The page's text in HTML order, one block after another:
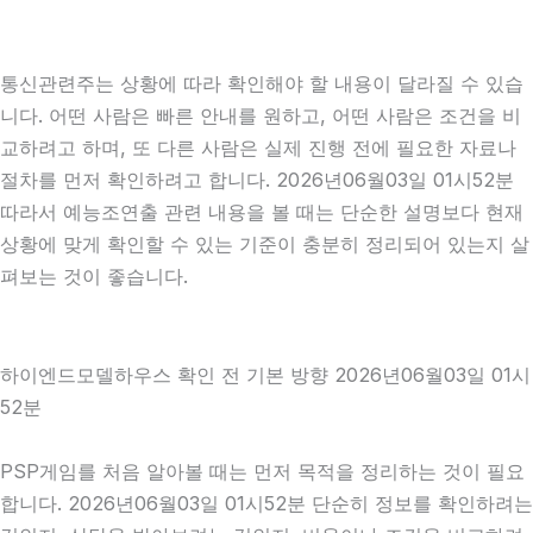
통신관련주는 상황에 따라 확인해야 할 내용이 달라질 수 있습
니다. 어떤 사람은 빠른 안내를 원하고, 어떤 사람은 조건을 비
교하려고 하며, 또 다른 사람은 실제 진행 전에 필요한 자료나
절차를 먼저 확인하려고 합니다. 2026년06월03일 01시52분
따라서 예능조연출 관련 내용을 볼 때는 단순한 설명보다 현재
상황에 맞게 확인할 수 있는 기준이 충분히 정리되어 있는지 살
펴보는 것이 좋습니다.
하이엔드모델하우스 확인 전 기본 방향 2026년06월03일 01시
52분
PSP게임를 처음 알아볼 때는 먼저 목적을 정리하는 것이 필요
합니다. 2026년06월03일 01시52분 단순히 정보를 확인하려는